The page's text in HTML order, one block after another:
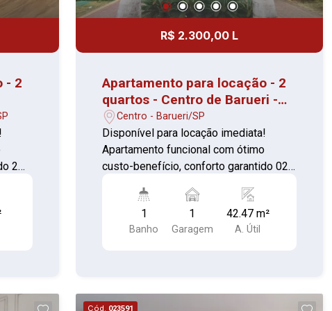
2
do
R$ 2.300,00 L
Apartamento para locação - 2
quartos - Centro de Barueri -
pronto para morar
Centro - Barueri/SP
Disponível para locação imediata!
Apartamento funcional com ótimo
custo-benefício, conforto garantido 02
laminado) sala (piso laminado) cozinha
com armários, cooktop e forno (piso
cerâmica) banheiro com box e gabinete
portaria 24 horas, elevador, academia,
1
Banho
1
Garagem
42.47 m²
A. Útil
Cód. 023591